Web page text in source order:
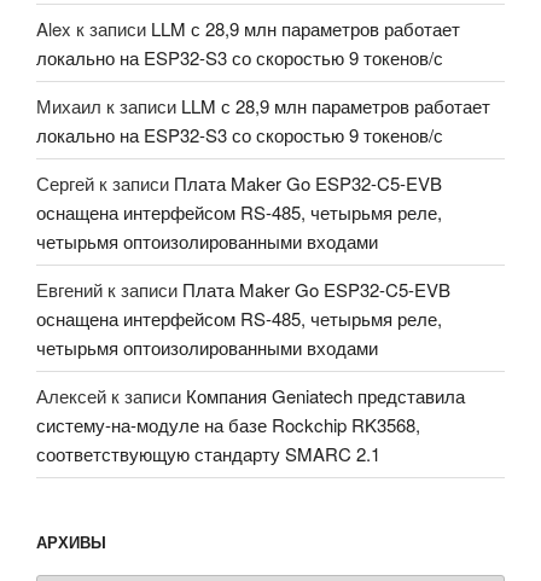
Alex к записи LLM с 28,9 млн параметров работает
локально на ESP32-S3 со скоростью 9 токенов/с
Михаил к записи LLM с 28,9 млн параметров работает
локально на ESP32-S3 со скоростью 9 токенов/с
Сергей к записи Плата Maker Go ESP32-C5-EVB
оснащена интерфейсом RS-485, четырьмя реле,
четырьмя оптоизолированными входами
Евгений к записи Плата Maker Go ESP32-C5-EVB
оснащена интерфейсом RS-485, четырьмя реле,
четырьмя оптоизолированными входами
Алексей к записи Компания Geniatech представила
систему-на-модуле на базе Rockchip RK3568,
соответствующую стандарту SMARC 2.1
АРХИВЫ